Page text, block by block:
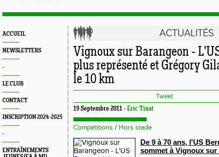
ACCUEIL
NEWSLETTERS
-
LE CLUB
CONTACT
INSCRIPTION 2024-2025
-
ENTRAÎNEMENTS
ACTUALITÉS
Vignoux sur Barangeon -
plus représenté et Grégory
le 10 km
Tweet
19 Septembre 2011 - Eric Tinat
Compétitions / Hors stade
De 9 à 70 ans, l'US
sommet à Vignoux sur